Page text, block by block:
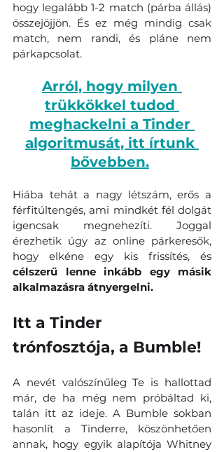
hogy legalább 1-2 match (párba állás)
összejöjjön. És ez még mindig csak
match, nem randi, és pláne nem
párkapcsolat.
Arról, hogy milyen
trükkökkel tudod
meghackelni a Tinder
algoritmusát, itt írtunk
bővebben.
Hiába tehát a nagy létszám, erős a
férfitúltengés, ami mindkét fél dolgát
igencsak megnehezíti. Joggal
érezhetik úgy az online párkeresők,
célszerű lenne inkább egy másik
alkalmazásra átnyergelni.
Itt a Tinder
trónfosztója, a Bumble!
A nevét valószínűleg Te is hallottad
már, de ha még nem próbáltad ki,
talán itt az ideje. A Bumble sokban
hasonlít a Tinderre, köszönhetően
annak, hogy egyik alapítója Whitney